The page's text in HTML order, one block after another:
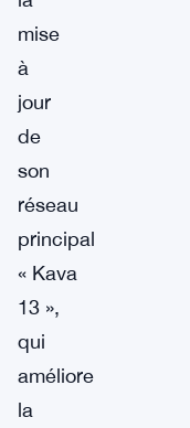
mise
à
jour
de
son
réseau
principal
« Kava
13 »,
qui
améliore
la